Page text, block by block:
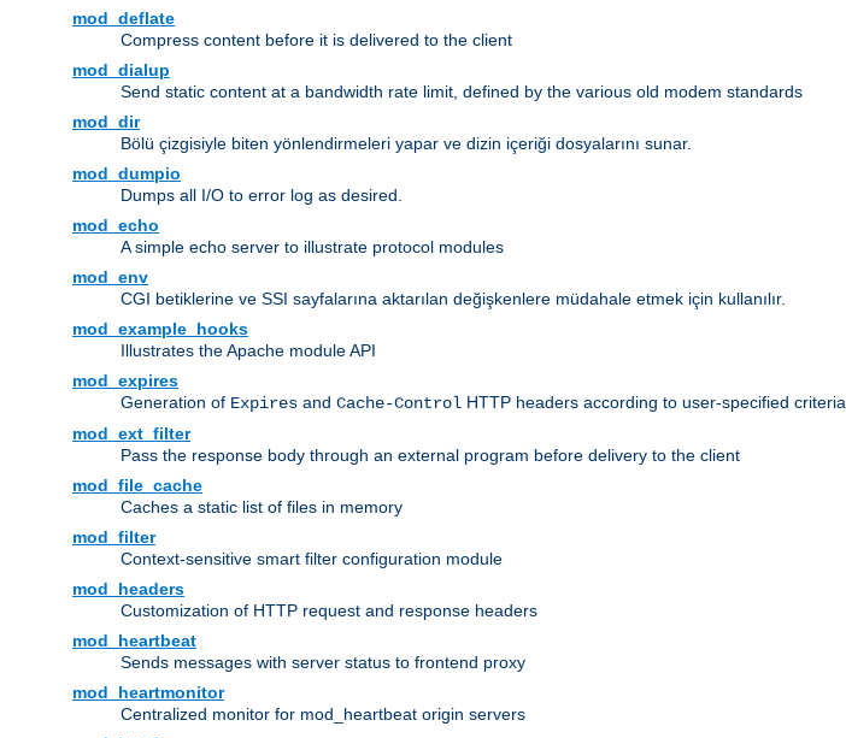
mod_deflate
Compress content before it is delivered to the client
mod_dialup
Send static content at a bandwidth rate limit, defined by the various old modem standards
mod_dir
Bölü çizgisiyle biten yönlendirmeleri yapar ve dizin içeriği dosyalarını sunar.
mod_dumpio
Dumps all I/O to error log as desired.
mod_echo
A simple echo server to illustrate protocol modules
mod_env
CGI betiklerine ve SSI sayfalarına aktarılan değişkenlere müdahale etmek için kullanılır.
mod_example_hooks
Illustrates the Apache module API
mod_expires
Generation of Expires and Cache-Control HTTP headers according to user-specified criteria
mod_ext_filter
Pass the response body through an external program before delivery to the client
mod_file_cache
Caches a static list of files in memory
mod_filter
Context-sensitive smart filter configuration module
mod_headers
Customization of HTTP request and response headers
mod_heartbeat
Sends messages with server status to frontend proxy
mod_heartmonitor
Centralized monitor for mod_heartbeat origin servers